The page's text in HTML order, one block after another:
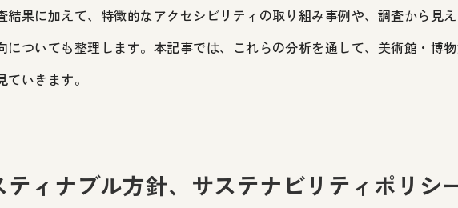
結果に加えて、特徴的なアクセシビリティの取り組み事例や、調査から見
についても整理します。本記事では、これらの分析を通して、美術館・博
ていきます。
ティナブル方針、サステナビリティポリシ